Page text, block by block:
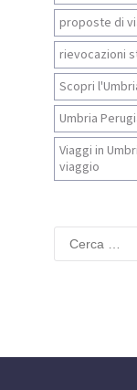
proposte di
rievocazioni
Scopri
Umbria
Viaggi in
viaggio
per: